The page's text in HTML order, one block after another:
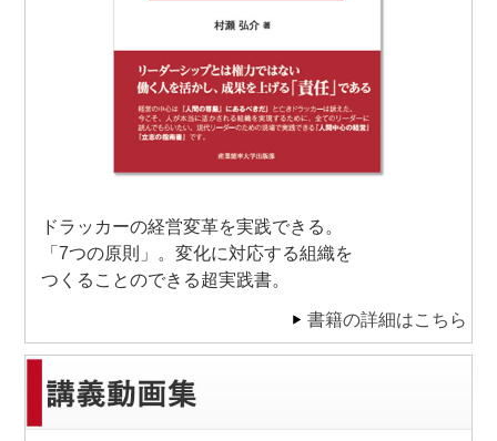
ドラッカーの経営変革を実践できる。
「7つの原則」。変化に対応する組織を
つくることのできる超実践書。
書籍の詳細はこちら